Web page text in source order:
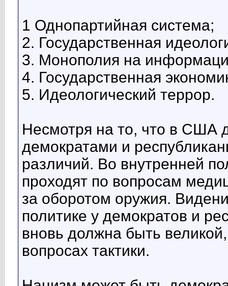
1 Однопартийная система;
2. Государственная
3. Монополия на
4. Государственная
5. Идеологический террор.
Несмотря на то, что в США
демократами и
различий. Во внутренней
проходят по вопросам
за оборотом оружия.
политике у демократов и
вновь должна быть
вопросах тактики.